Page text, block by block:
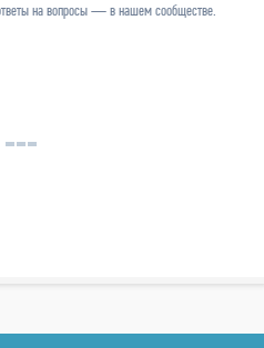
на вопросы — в нашем сообществе.